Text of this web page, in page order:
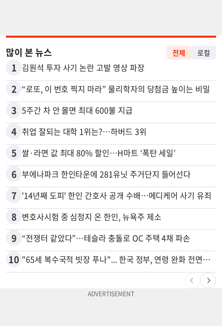
많이 본 뉴스 전체 로컬
1 김원석 투자 사기 논란 고발 영상 파장
2 “로또, 이 번호 찍지 마라” 물리학자의 당첨금 높이는 비밀
3 5주간 차 안 몰면 최대 600불 지급
4 취업 잘되는 대학 1위는?…하버드 3위
5 쌀·라면 값 최대 80% 할인…H마트 ‘폭탄 세일’
6 부에나파크 한인타운에 281유닛 주거단지 들어선다
7 '14년째 도피' 한인 간호사 공개 수배…메디케어 사기 유죄
8 변호사시험 중 심정지 온 한인, 뉴욕주 제소
9 “전쟁터 같았다”…테슬라 충돌로 OC 주택 4채 파손
10 "65세 복수국적 빗장 푸나"... 한국 정부, 연령 완화 전면 추진